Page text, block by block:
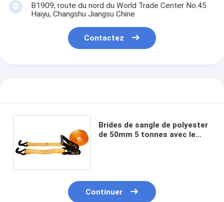
B1909, route du nord du World Trade Center No.45
Haiyu, Changshu Jiangsu Chine
Contactez
Brides de sangle de polyester
de 50mm 5 tonnes avec le
Continuer